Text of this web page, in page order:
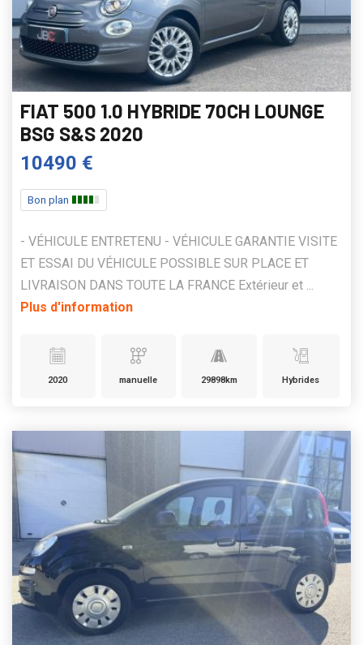
FIAT 500 1.0 HYBRIDE 70CH LOUNGE
BSG S&S 2020
10490 €
Bon plan
- VÉHICULE ENTRETENU - VÉHICULE GARANTIE VISITE
ET ESSAI DU VÉHICULE POSSIBLE SUR PLACE ET
LIVRAISON DANS TOUTE LA FRANCE Extérieur et ...
Plus d'information
2020 manuelle 29898km Hybrides